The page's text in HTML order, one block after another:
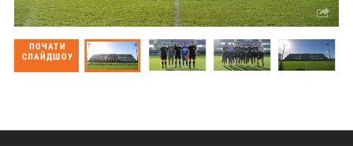
ПОЧАТИ
СЛАЙДШОУ